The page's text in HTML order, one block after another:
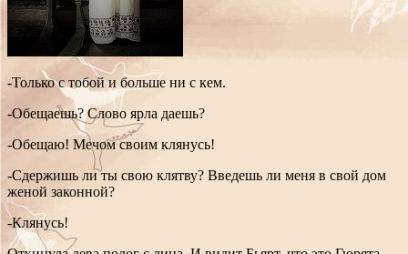
-Только с тобой и больше ни с кем.
-Обещаешь? Слово ярла даешь?
-Обещаю! Мечом своим клянусь!
-Сдержишь ли ты свою клятву? Введешь ли меня в свой дом
женой законной?
-Клянусь!